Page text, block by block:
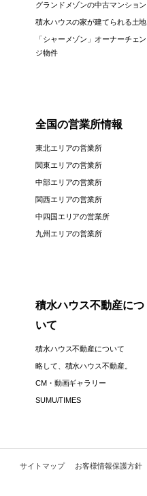
グランドメゾンの中古マンション
積水ハウスの家が建てられる土地
「シャーメゾン」オーナーチェン
ジ物件
全国の営業所情報
東北エリアの営業所
関東エリアの営業所
中部エリアの営業所
関西エリアの営業所
中四国エリアの営業所
九州エリアの営業所
積水ハウス不動産につ
いて
積水ハウス不動産について
略して、積水ハウス不動産。
CM・動画ギャラリー
SUMU/TIMES
サイトマップ お客様情報保護方針